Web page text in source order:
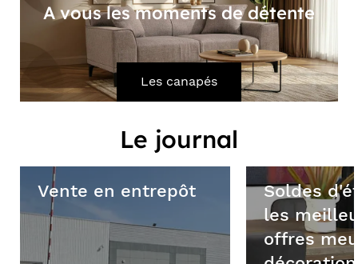
A vous les moments de détente
Les canapés
Le journal
Vente en entrepôt
Soldes
les
offres